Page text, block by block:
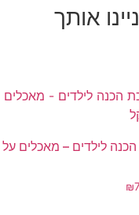
אותך
לילדים – מאכלים על
₪